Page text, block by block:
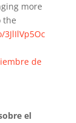
more
the
de
el